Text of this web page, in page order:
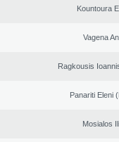
Kountoura
Vagena
Ragkousis
Panariti Eleni
Mosialos